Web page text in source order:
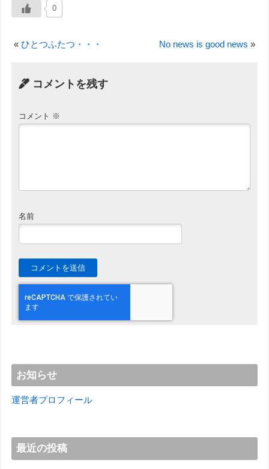
0
« ひとつふたつ・・・ No news is good news »
コメントを残す
コメント ※
名前
お知らせ
運営者プロフィール
最近の投稿